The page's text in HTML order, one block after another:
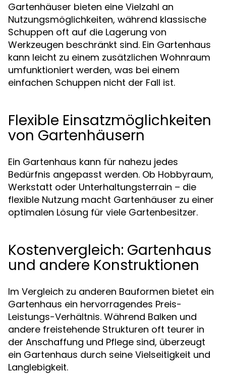
Gartenhäuser bieten eine Vielzahl an
Nutzungsmöglichkeiten, während klassische
Schuppen oft auf die Lagerung von
Werkzeugen beschränkt sind. Ein Gartenhaus
kann leicht zu einem zusätzlichen Wohnraum
umfunktioniert werden, was bei einem
einfachen Schuppen nicht der Fall ist.
Flexible Einsatzmöglichkeiten
von Gartenhäusern
Ein Gartenhaus kann für nahezu jedes
Bedürfnis angepasst werden. Ob Hobbyraum,
Werkstatt oder Unterhaltungsterrain – die
flexible Nutzung macht Gartenhäuser zu einer
optimalen Lösung für viele Gartenbesitzer.
Kostenvergleich: Gartenhaus
und andere Konstruktionen
Im Vergleich zu anderen Bauformen bietet ein
Gartenhaus ein hervorragendes Preis-
Leistungs-Verhältnis. Während Balken und
andere freistehende Strukturen oft teurer in
der Anschaffung und Pflege sind, überzeugt
ein Gartenhaus durch seine Vielseitigkeit und
Langlebigkeit.